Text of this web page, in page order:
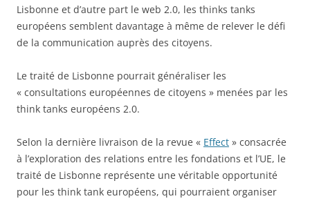
Lisbonne et d’autre part le web 2.0, les thinks tanks
européens semblent davantage à même de relever le défi
de la communication auprès des citoyens.
Le traité de Lisbonne pourrait généraliser les
« consultations européennes de citoyens » menées par les
think tanks européens 2.0.
Selon la dernière livraison de la revue « Effect » consacrée
à l’exploration des relations entre les fondations et l’UE, le
traité de Lisbonne représente une véritable opportunité
pour les think tank européens, qui pourraient organiser